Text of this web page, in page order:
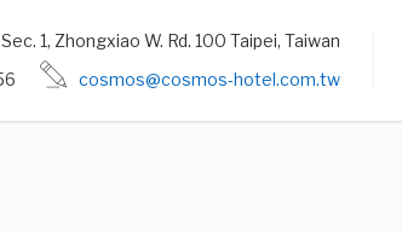
1, Zhongxiao W. Rd. 100 Taipei, Taiwan
cosmos@cosmos-hotel.com.tw